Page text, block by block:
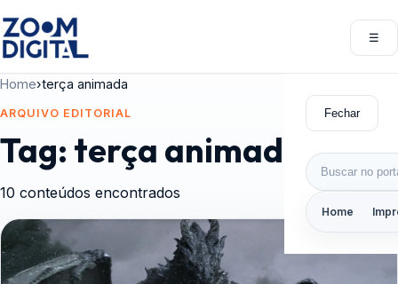
☰
Fechar
Buscar por:
Home
Home›terça animada
ARQUIVO EDITORIAL
Tag: terça animada
10 conteúdos encontrados